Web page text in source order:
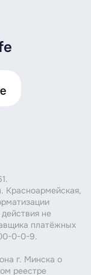
Красноармейская,
не
платёжных
0-0-9.
г. Минска о
реестре